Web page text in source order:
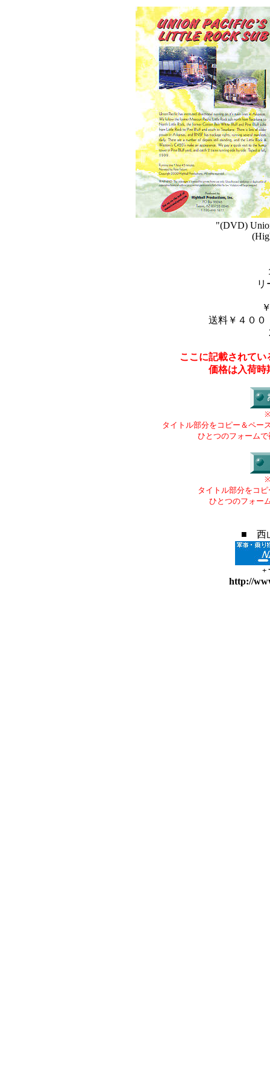
"(DVD)
リ
送料￥４００
ここに記載されて
価格は入荷時
タイトル部分をコピー＆ペー
ひとつのフォーム
タイトル部分をコ
ひとつのフォー
■ 西
+
http://